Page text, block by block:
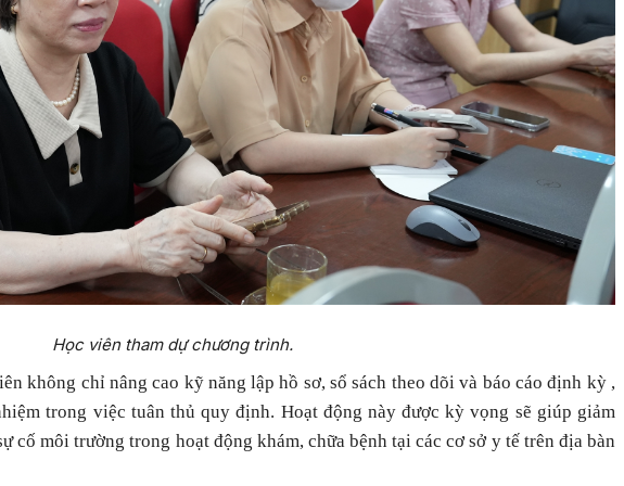
Học viên tham dự chương trình.
không chỉ nâng cao kỹ năng lập hồ sơ, sổ sách theo dõi và báo cáo định kỳ ,
trong việc tuân thủ quy định. Hoạt động này được kỳ vọng sẽ giúp giảm
cố môi trường trong hoạt động khám, chữa bệnh tại các cơ sở y tế trên địa bàn